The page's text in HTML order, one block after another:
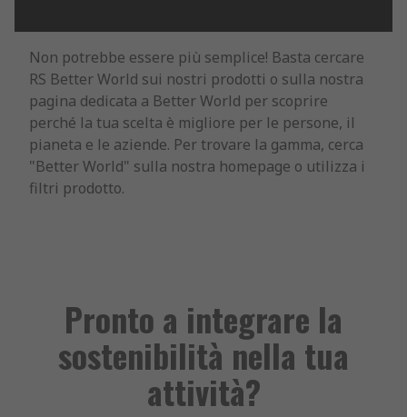
Non potrebbe essere più semplice! Basta cercare
RS Better World sui nostri prodotti o sulla nostra
pagina dedicata a Better World per scoprire
perché la tua scelta è migliore per le persone, il
pianeta e le aziende. Per trovare la gamma, cerca
"Better World" sulla nostra homepage o utilizza i
filtri prodotto.
Pronto a integrare la
sostenibilità nella tua
attività?